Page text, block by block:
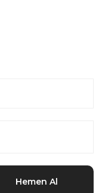
Hemen Al